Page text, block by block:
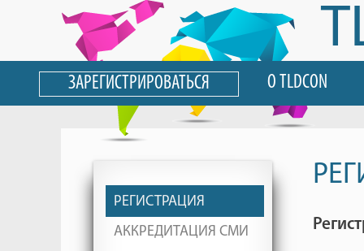
ЗАРЕГИСТРИРОВАТЬСЯ О TLDCON
РЕГИСТРАЦИЯ
АККРЕДИТАЦИЯ СМИ